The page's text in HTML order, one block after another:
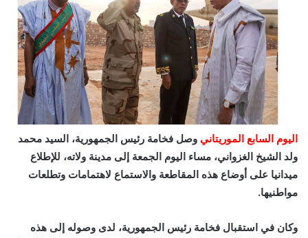
اليوم السابع الموريتاني وصل فخامة رئيس الجمهورية، السيد محمد
ولد الشيخ الغزواني، مساء اليوم الجمعة إلى مدينة ولاته، للإطلاع
ميدانيا على أوضاع هذه المقاطعة والاستماع لاهتمامات وتطلعات
مواطنيها.
وكان في استقبال فخامة رئيس الجمهورية، لدى وصوله إلى هذه